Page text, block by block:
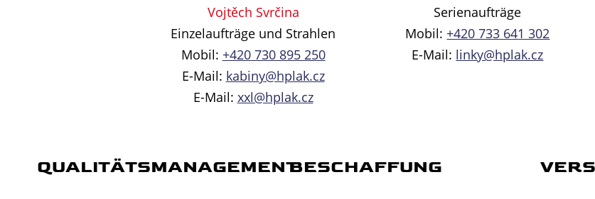
Vojtěch Svrčina
Einzelaufträge und Strahlen
Mobil: +420 730 895 250
E-Mail: kabiny@hplak.cz
E-Mail: xxl@hplak.cz
Serienaufträge
Mobil: +420 733 641 302
E-Mail: linky@hplak.cz
QUALITÄTSMANAGEMENTBESCHAFFUNG